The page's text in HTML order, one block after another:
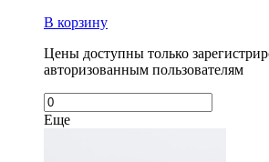
В корзину
Цены доступны только
авторизованным пользователям
Еще